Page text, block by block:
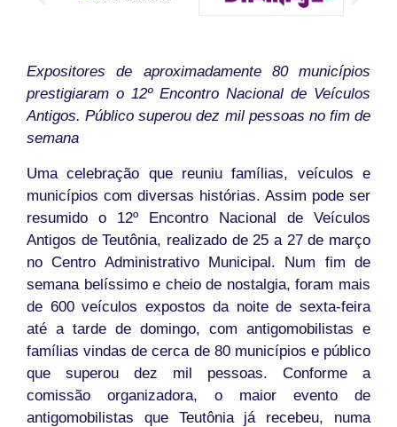
Expositores de aproximadamente 80 municípios
prestigiaram o 12º Encontro Nacional de Veículos
Antigos. Público superou dez mil pessoas no fim de
semana
Uma celebração que reuniu famílias, veículos e
municípios com diversas histórias. Assim pode ser
resumido o 12º Encontro Nacional de Veículos
Antigos de Teutônia, realizado de 25 a 27 de março
no Centro Administrativo Municipal. Num fim de
semana belíssimo e cheio de nostalgia, foram mais
de 600 veículos expostos da noite de sexta-feira
até a tarde de domingo, com antigomobilistas e
famílias vindas de cerca de 80 municípios e público
que superou dez mil pessoas. Conforme a
comissão organizadora, o maior evento de
antigomobilistas que Teutônia já recebeu, numa